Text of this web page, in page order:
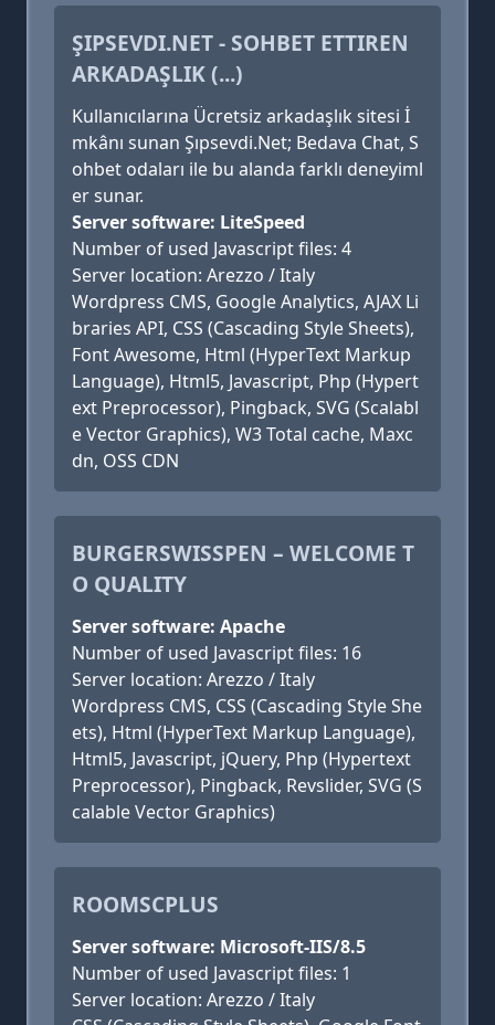
ŞIPSEVDI.NET - SOHBET ETTIREN
ARKADAŞLIK (...)
Kullanıcılarına Ücretsiz arkadaşlık sitesi İ
mkânı sunan Şıpsevdi.Net; Bedava Chat, S
ohbet odaları ile bu alanda farklı deneyiml
er sunar.
Server software: LiteSpeed
Number of used Javascript files: 4
Server location: Arezzo / Italy
Wordpress CMS, Google Analytics, AJAX Li
braries API, CSS (Cascading Style Sheets),
Font Awesome, Html (HyperText Markup
Language), Html5, Javascript, Php (Hypert
ext Preprocessor), Pingback, SVG (Scalabl
e Vector Graphics), W3 Total cache, Maxc
dn, OSS CDN
BURGERSWISSPEN – WELCOME T
O QUALITY
Server software: Apache
Number of used Javascript files: 16
Server location: Arezzo / Italy
Wordpress CMS, CSS (Cascading Style She
ets), Html (HyperText Markup Language),
Html5, Javascript, jQuery, Php (Hypertext
Preprocessor), Pingback, Revslider, SVG (S
calable Vector Graphics)
ROOMSCPLUS
Server software: Microsoft-IIS/8.5
Number of used Javascript files: 1
Server location: Arezzo / Italy